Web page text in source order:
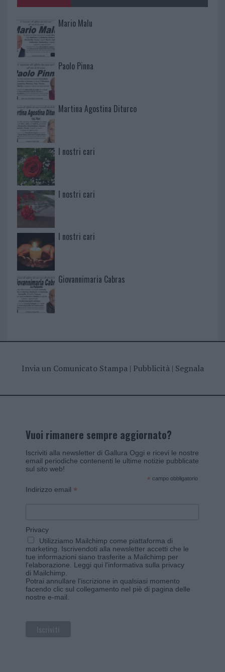
Mario Malu
Paolo Pinna
Martina Agostina Diturco
I nostri cari
I nostri cari
I nostri cari
Giovannimaria Cabras
Invia un Comunicato Stampa| Pubblicità| Segnala
Vuoi rimanere sempre aggiornato?
Iscriviti alla newsletter di Gallura Oggi e ricevi le nostre
email periodiche contenenti le ultime notizie pubblicate
sul sito web!
* campo obbligatorio
Indirizzo email *
Privacy
Utilizziamo Mailchimp come piattaforma di
marketing. Iscrivendoti alla newsletter accetti che le
tue informazioni siano trasferite a Mailchimp per
l'elaborazione. Leggi qui l'informativa sulla privacy
di Mailchimp
Potrai annullare l'iscrizione in qualsiasi momento
facendo clic sul collegamento nel piè di pagina delle
nostre e-mail.